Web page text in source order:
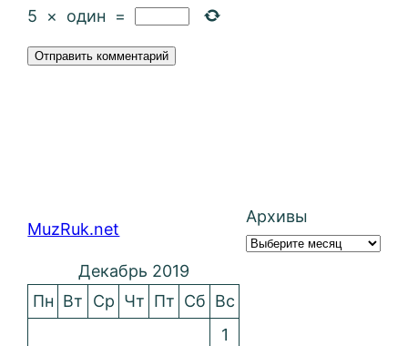
5
× один =
MuzRuk.net
Архивы
Декабрь 2019
Пн Вт Ср Чт Пт Сб Вс
1